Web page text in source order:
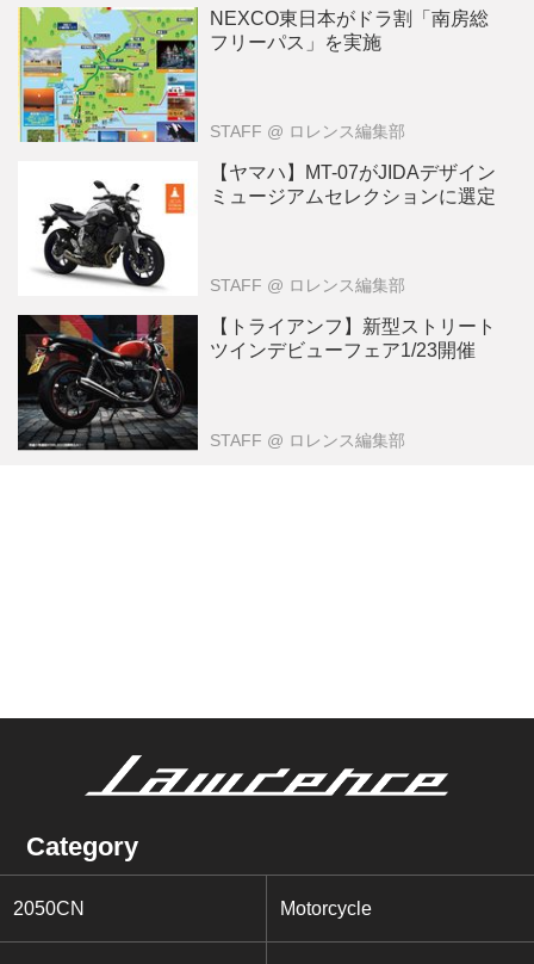
NEXCO東日本がドラ割「南房総
フリーパス」を実施
STAFF @ ロレンス編集部
【ヤマハ】MT-07がJIDAデザイン
ミュージアムセレクションに選定
STAFF @ ロレンス編集部
【トライアンフ】新型ストリート
ツインデビューフェア1/23開催
STAFF @ ロレンス編集部
Category
2050CN Motorcycle